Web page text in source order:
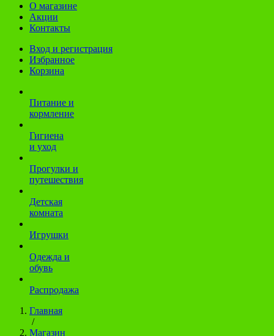
О магазине
Акции
Контакты
Вход и регистрация
Избранное
Корзина
Питание и
кормление
Гигиена
и уход
Прогулки и
путешествия
Детская
комната
Игрушки
Одежда и
обувь
Распродажа
Главная
/
Магазин